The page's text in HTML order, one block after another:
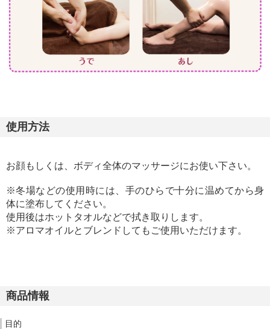
使用方法
お顔もしくは、ボディ全体のマッサージにお使い下さい。
※冬場などの使用時には、手のひらで十分に温めてから身
体に塗布してください。
使用後はホットタオルなどで拭き取りします。
※アロマオイルとブレンドしてもご使用いただけます。
商品情報
目的